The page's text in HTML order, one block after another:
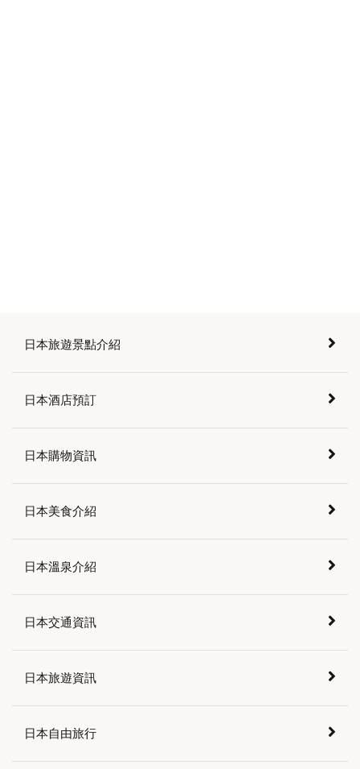
日本旅遊景點介紹
日本酒店預訂
日本購物資訊
日本美食介紹
日本溫泉介紹
日本交通資訊
日本旅遊資訊
日本自由旅行